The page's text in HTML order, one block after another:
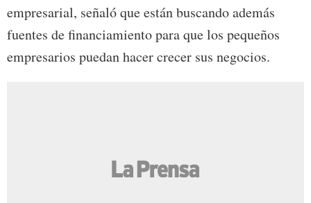
empresarial, señaló que están buscando además
fuentes de financiamiento para que los pequeños
empresarios puedan hacer crecer sus negocios.